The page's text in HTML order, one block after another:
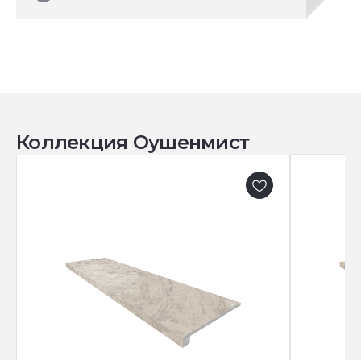
Коллекция Оушенмист